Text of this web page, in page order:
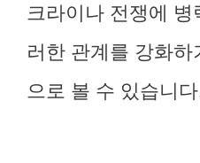
크라이나 전쟁에
러한 관계를 강화
으로 볼 수 있습니